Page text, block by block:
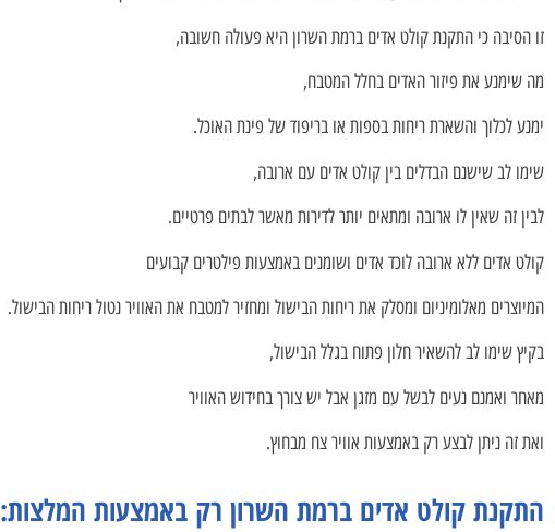
זו הסיבה כי התקנת קולט אדים ברמת השרון היא פעולה חשובה,
מה שימנע את פיזור האדים בחלל המטבח,
ימנע לכלוך והשארת ריחות בספות או בריפוד של פינת האוכל.
שימו לב שישנם הבדלים בין קולט אדים עם ארובה,
לבין זה שאין לו ארובה ומתאים יותר לדירות מאשר לבתים פרטיים.
קולט אדים ללא ארובה לוכד אדים ושומנים באמצעות פילטרים קבועים
המיוצרים מאלומיניום ומסלק את ריחות הבישול ומחזיר למטבח את האוויר נטול ריחות הבישול.
בקיץ שימו לב להשאיר חלון פתוח בגלל הבישול,
מאחר ואמנם נעים לבשל עם מזגן אבל יש צורך בחידוש האוויר
ואת זה ניתן לבצע רק באמצעות אוויר צח מבחוץ.
התקנת קולט אדים ברמת השרון רק באמצעות המלצות: